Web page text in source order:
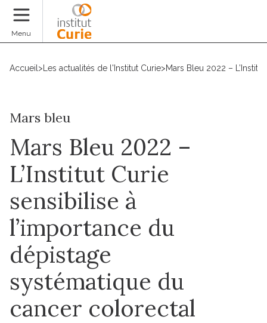
Menu
Accueil > Les actualités de l'Institut Curie>Mars Bleu 2022 –
Mars bleu
Mars Bleu 2022 –
L’Institut Curie
sensibilise à
l’importance du
dépistage
systématique du
cancer colorectal